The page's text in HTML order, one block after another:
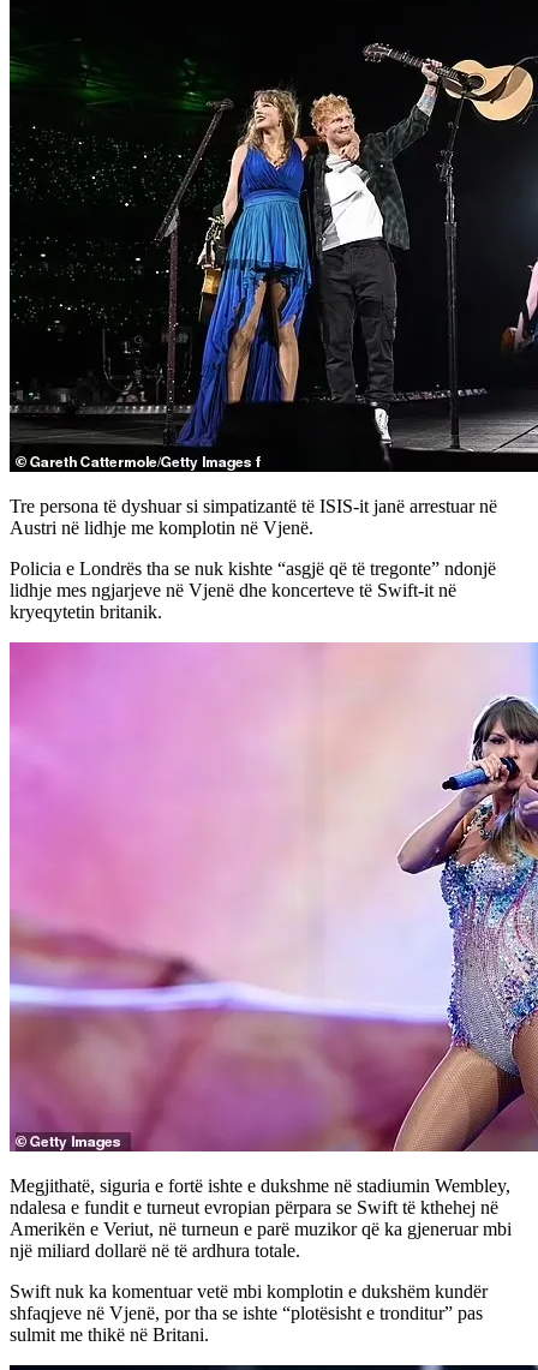
Tre persona të dyshuar si simpatizantë të ISIS-it janë arrestuar në
Austri në lidhje me komplotin në Vjenë.
Policia e Londrës tha se nuk kishte “asgjë që të tregonte” ndonjë
lidhje mes ngjarjeve në Vjenë dhe koncerteve të Swift-it në
kryeqytetin britanik.
Megjithatë, siguria e fortë ishte e dukshme në stadiumin Wembley,
ndalesa e fundit e turneut evropian përpara se Swift të kthehej në
Amerikën e Veriut, në turneun e parë muzikor që ka gjeneruar mbi
një miliard dollarë në të ardhura totale.
Swift nuk ka komentuar vetë mbi komplotin e dukshëm kundër
shfaqjeve në Vjenë, por tha se ishte “plotësisht e tronditur” pas
sulmit me thikë në Britani.